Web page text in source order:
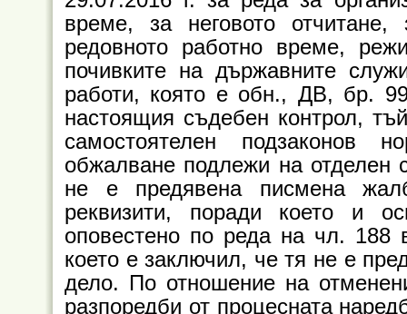
време, за неговото отчитане,
редовното работно време,
почивките на държавните
работи, която е обн., ДВ, бр.
настоящия съдебен контрол,
самостоятелен подзаконов
обжалване подлежи на отделен
не е предявена писмена
реквизити, поради което и
оповестено по реда на чл.
което е заключил, че тя не е
дело. По отношение на
разпоредби от процесната